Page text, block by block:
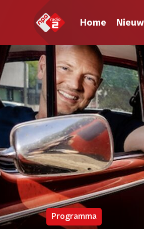
Home
Programma